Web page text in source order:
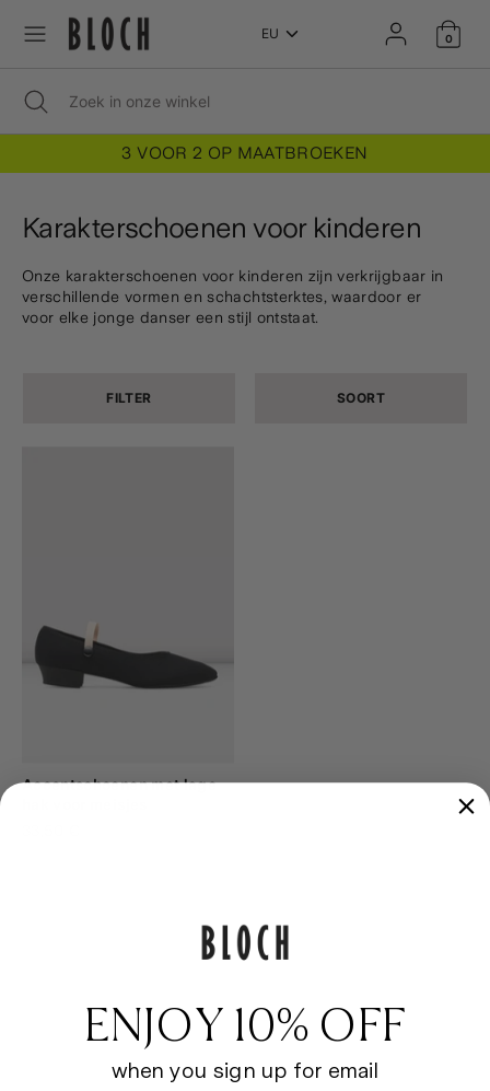
naar
naar
0
T
a
a
l
NEDERLANDS
Zoekopdracht
Zoek
Zoekopdracht
Zoekopdracht
sluiten
3 VOOR 2 OP MAATBROEKEN
Karakterschoenen voor kinderen
Onze karakterschoenen voor kinderen zijn verkrijgbaar in
verschillende vormen en schachtsterktes, waardoor er
voor elke jonge danser een stijl ontstaat.
FILTER SOORT
Accentschoenen met lage
ENJOY 10% OFF
when you sign up for email